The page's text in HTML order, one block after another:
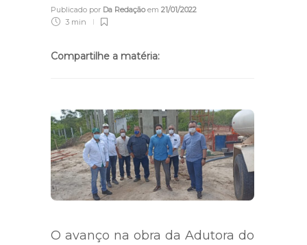
Publicado por Da Redaçãoem 21/01/2022
3 min
Compartilhe a matéria:
O avanço na obra da Adutora do